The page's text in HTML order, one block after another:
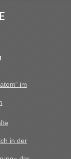
bin mit meiner
welchem
der Ukraine
am Montag
5 Uhr in der
zur Grenze. Nur
An welchem
im
in der